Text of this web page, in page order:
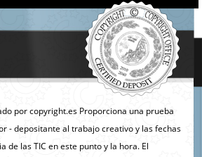
por copyright.es Proporciona una prueba
- depositante al trabajo creativo y las fechas
de las TIC en este punto y la hora. El